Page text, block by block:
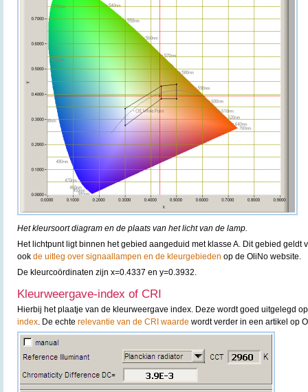
Het kleursoort diagram en de plaats van het licht van de lamp.
Het lichtpunt ligt binnen het gebied aangeduid met klasse A. Dit gebied geldt
ook de uitleg over signaallampen en de kleurgebieden op de OliNo website.
De kleurcoördinaten zijn x=0.4337 en y=0.3932.
Kleurweergave-index of CRI
Hierbij het plaatje van de kleurweergave index. Deze wordt goed uitgelegd
index. De echte relevantie van de CRI waarde wordt verder in een artikel op